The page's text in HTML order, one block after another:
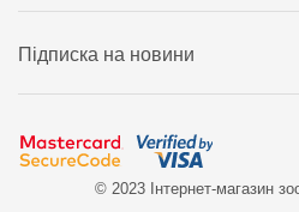
Підписка на новини
© 2023 Інтернет-магазин